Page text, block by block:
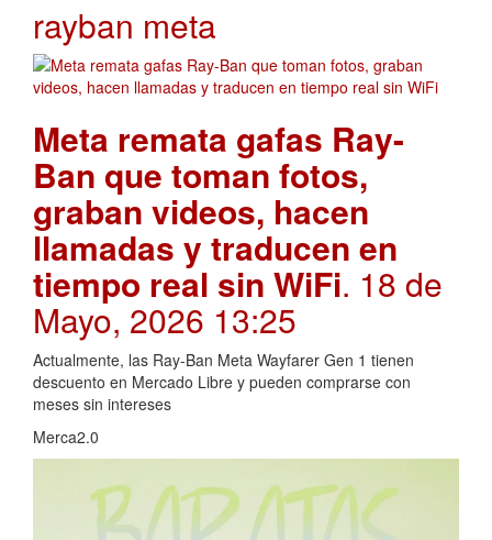
rayban meta
Meta remata gafas Ray-
Ban que toman fotos,
graban videos, hacen
llamadas y traducen en
tiempo real sin WiFi. 18 de
Mayo, 2026 13:25
Actualmente, las Ray-Ban Meta Wayfarer Gen 1 tienen
descuento en Mercado Libre y pueden comprarse con
meses sin intereses
Merca2.0